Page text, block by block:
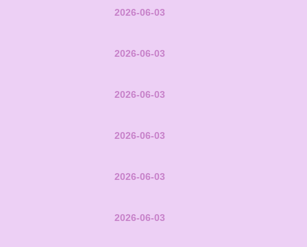
2026-06-03
2026-06-03
2026-06-03
2026-06-03
2026-06-03
2026-06-03